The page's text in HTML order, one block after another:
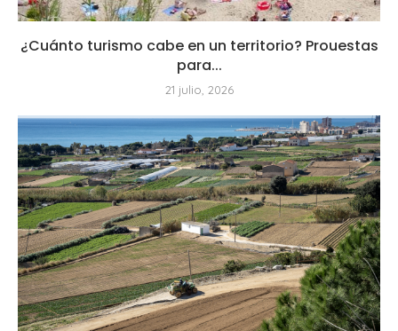
¿Cuánto turismo cabe en un territorio? Prouestas
para...
21 julio, 2026